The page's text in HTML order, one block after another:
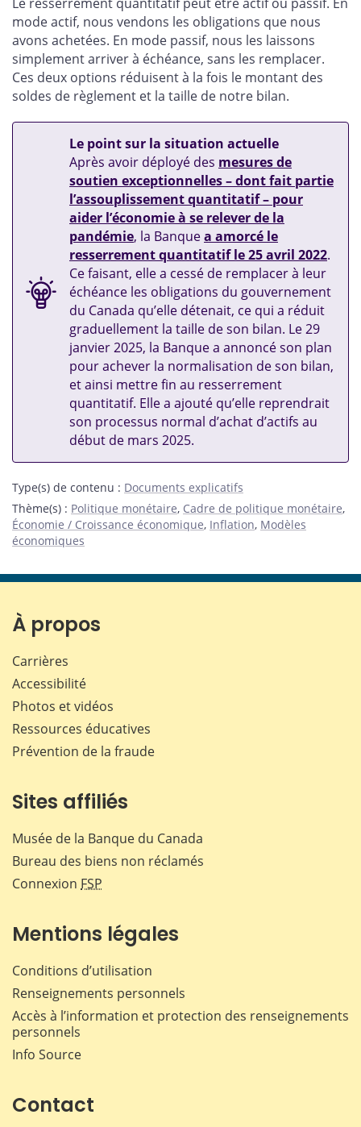
mode actif, nous vendons les obligations que nous
avons achetées. En mode passif, nous les laissons
simplement arriver à échéance, sans les remplacer.
Ces deux options réduisent à la fois le montant des
soldes de règlement et la taille de notre bilan.
Le point sur la situation actuelle
Après avoir déployé des mesures de
soutien exceptionnelles – dont fait partie
l’assouplissement quantitatif – pour
aider l’économie à se relever de la
pandémie, la Banquea amorcé le
resserrement quantitatif le 25 avril 2022.
Ce faisant, elle a cessé de remplacer à leur
échéance les obligations du gouvernement
du Canada qu’elle détenait, ce qui a réduit
graduellement la taille de son bilan. Le 29
janvier 2025, la Banque a annoncé son plan
pour achever la normalisation de son bilan,
et ainsi mettre fin au resserrement
quantitatif. Elle a ajouté qu’elle reprendrait
son processus normal d’achat d’actifs au
début de mars 2025.
Type(s) de contenu : Documents explicatifs
Thème(s) : Politique monétaire, Cadre de politique monétaire,
Économie / Croissance économique, Inflation, Modèles
économiques
À propos
Carrières
Accessibilité
Photos et vidéos
Ressources éducatives
Prévention de la fraude
Sites affiliés
Musée de la Banque du Canada
Bureau des biens non réclamés
Connexion FSP
Mentions légales
Conditions d’utilisation
Renseignements personnels
Accès à l’information et protection des renseignements
personnels
Info Source
Contact